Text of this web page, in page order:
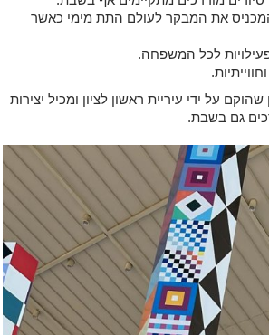
שהוקם על ידי עיריית ראשון לציון ומכיל יצירות
גם בשבת.